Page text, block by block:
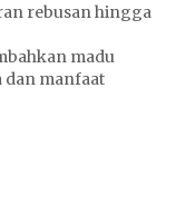
rebusan hingga
madu
manfaat